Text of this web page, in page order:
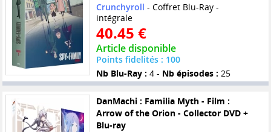
Crunchyroll - Coffret Blu-Ray -
intégrale
40.45 €
Article disponible
Points fidelités : 100
Nb Blu-Ray : 4 - Nb épisodes : 25
DanMachi : Familia Myth - Film :
Arrow of the Orion - Collector DVD +
Blu-ray